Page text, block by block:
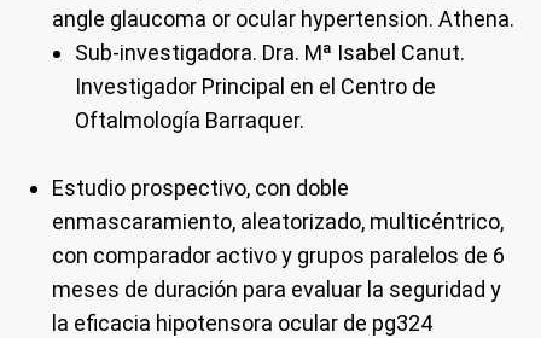
angle glaucoma or ocular hypertension. Athena.
Sub-investigadora. Dra. Mª Isabel Canut.
Investigador Principal en el Centro de
Oftalmología Barraquer.
Estudio prospectivo, con doble
enmascaramiento, aleatorizado, multicéntrico,
con comparador activo y grupos paralelos de 6
meses de duración para evaluar la seguridad y
la eficacia hipotensora ocular de pg324